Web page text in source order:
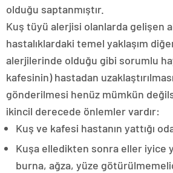
olduğu saptanmıştır.
Kuş tüyü alerjisi olanlarda gelişen
hastalıklardaki temel yaklaşım
alerjilerinde olduğu gibi sorumlu
kafesinin) hastadan
gönderilmesi henüz mümkün
ikincil derecede önlemler vardır:
Kuş ve kafesi hastanın yattığı
Kuşa elledikten sonra eller iyice
burna, ağza, yüze